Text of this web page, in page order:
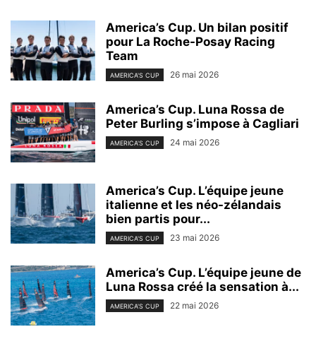
America’s Cup. Un bilan positif
pour La Roche-Posay Racing
Team
AMERICA'S CUP 26 mai 2026
America’s Cup. Luna Rossa de
Peter Burling s’impose à Cagliari
AMERICA'S CUP 24 mai 2026
America’s Cup. L’équipe jeune
italienne et les néo-zélandais
bien partis pour...
AMERICA'S CUP 23 mai 2026
America’s Cup. L’équipe jeune de
Luna Rossa créé la sensation à...
AMERICA'S CUP 22 mai 2026